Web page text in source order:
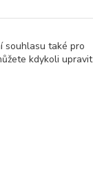
souhlasu také pro
kdykoli upravit